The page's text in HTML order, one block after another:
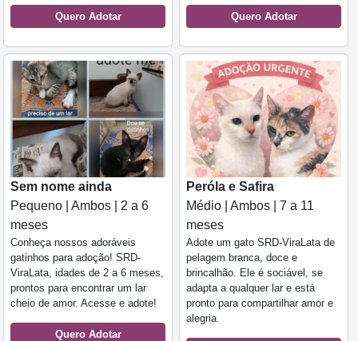
Quero Adotar Quero Adotar
Sem nome ainda
Pequeno | Ambos | 2 a 6
meses
Conheça nossos adoráveis
gatinhos para adoção! SRD-
ViraLata, idades de 2 a 6 meses,
prontos para encontrar um lar
cheio de amor. Acesse e adote!
Quero Adotar
Peróla e Safira
Médio | Ambos | 7 a 11
meses
Adote um gato SRD-ViraLata de
pelagem branca, doce e
brincalhão. Ele é sociável, se
adapta a qualquer lar e está
pronto para compartilhar amor e
alegria.